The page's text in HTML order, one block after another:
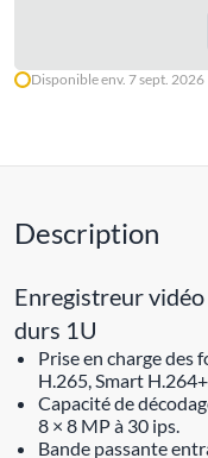
Disponible env. 7 sept. 2026
Description
Enregistreur
durs 1U
Prise en charge des
H.265, Smart
Capacité de
8 × 8 MP à 30 ips.
Bande passante